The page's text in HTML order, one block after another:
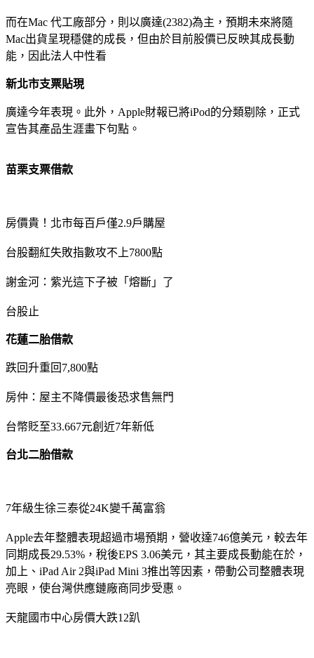
而在Mac 代工廠部分，則以廣達(2382)為主，預期未來將隨
Mac出貨呈現穩健的成長，但由於目前股價已反映其成長動
能，因此法人中性看
新北市支票貼現
廣達今年表現。此外，Apple財報已將iPod的分類剔除，正式
宣告其產品生涯畫下句點。
苗栗支票借款
房價貴！北市每百戶僅2.9戶購屋
台股翻紅失敗指數攻不上7800點
謝金河：紫光這下子被「熔斷」了
台股止
花蓮二胎借款
跌回升重回7,800點
房仲：屋主不降價最後恐求售無門
台幣貶至33.667元創近7年新低
台北二胎借款
7年級生徐三泰從24K變千萬富翁
Apple去年整體表現超過市場預期，營收達746億美元，較去年
同期成長29.53%，稅後EPS 3.06美元，其主要成長動能在於，
加上、iPad Air 2與iPad Mini 3推出等因素，帶動公司整體表現
亮眼，使台灣供應鏈廠商同步受惠。
天龍國市中心房價大跌12趴